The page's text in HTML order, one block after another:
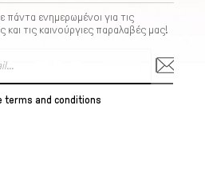
πάντα ενημερωμένοι για τις
τις καινούργιες παραλαβές μας!
terms and conditions